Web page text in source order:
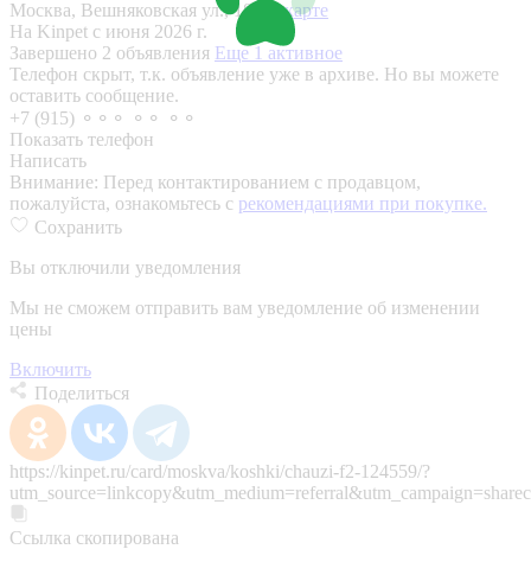
Москва, Вешняковская ул., 18
На карте
На Kinpet c июня 2026 г.
Завершено 2 объявления Еще 1 активное
Телефон скрыт, т.к. объявление уже в архиве. Но вы можете
оставить сообщение.
+7 (915) ⚬⚬⚬ ⚬⚬ ⚬⚬
Показать телефон
Написать
Внимание: Перед контактированием с продавцом,
пожалуйста, ознакомьтесь с рекомендациями при покупке.
Сохранить
Вы отключили уведомления
Мы не сможем отправить вам уведомление об изменении
цены
Включить
Поделиться
https://kinpet.ru/card/moskva/koshki/chauzi-f2-124559/?
Ссылка скопирована